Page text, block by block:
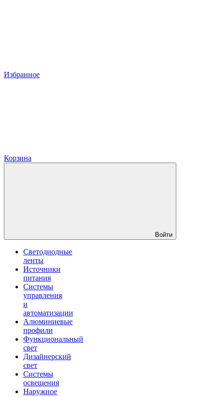
Избранное
Корзина
Войти
Светодиодные
ленты
Источники
питания
Системы
управления
и
автоматизации
Алюминиевые
профили
Функциональный
свет
Дизайнерский
свет
Системы
освещения
Наружное